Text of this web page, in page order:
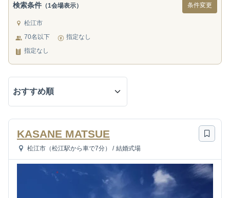
検索条件 （1会場表示） 条件変更
松江市
70名以下
指定なし
指定なし
KASANE MATSUE
松江市（松江駅から車で7分） / 結婚式場